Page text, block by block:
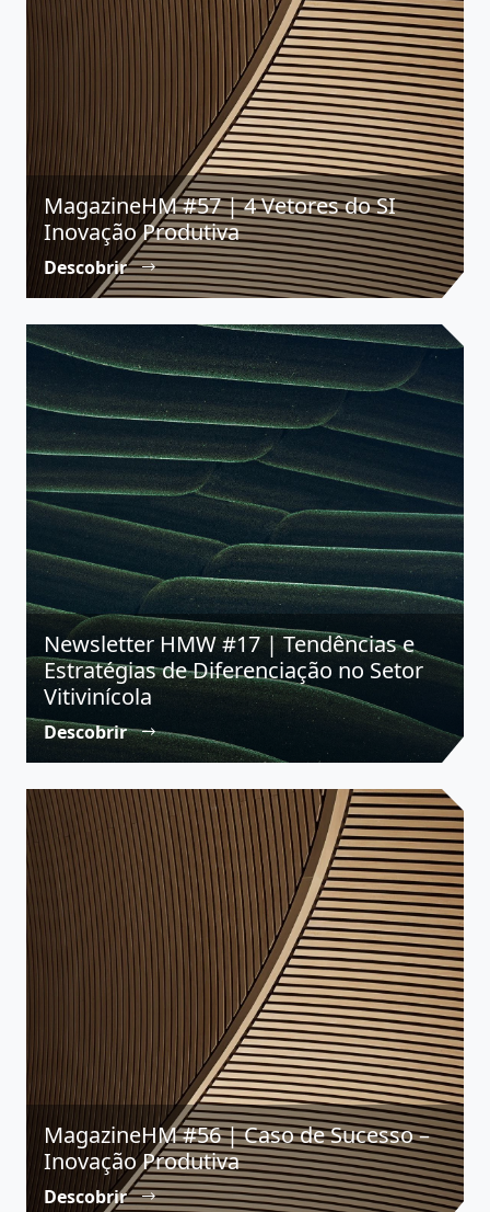
MagazineHM #57 | 4 Vetores do SI
Inovação Produtiva
Descobrir
Newsletter HMW #17 | Tendências e
Estratégias de Diferenciação no Setor
Vitivinícola
Descobrir
MagazineHM #56 | Caso de Sucesso –
Inovação Produtiva
Descobrir